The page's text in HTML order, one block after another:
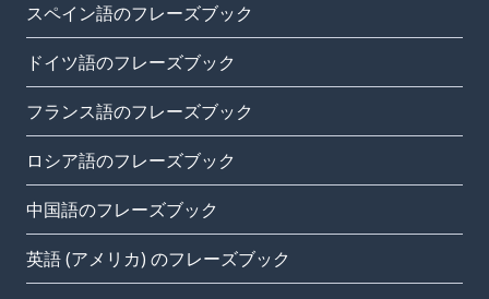
スペイン語のフレーズブック
ドイツ語のフレーズブック
フランス語のフレーズブック
ロシア語のフレーズブック
中国語のフレーズブック
英語 (アメリカ) のフレーズブック